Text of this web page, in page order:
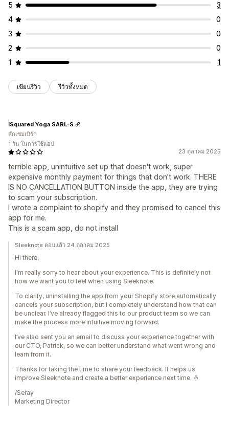
5
3
4
0
3
0
2
0
1
1
เขียนรีวิว รีวิวทั้งหมด
23 ตุลาคม 2025
terrible app, unintuitive set up that doesn't work, super
expensive monthly payment for things that don't work. THERE
IS NO CANCELLATION BUTTON inside the app, they are trying
to scam your subscription.
I wrote a complaint to shopify and they promised to cancel this
app for me.
This is a scam app, do not install
iSquared Yoga SARL-S
ลักเซมเบิร์ก
1 วัน ในการใช้แอป
Sleeknote ตอบแล้ว 24 ตุลาคม 2025
Hi there,
I'm really sorry to hear about your experience. This is definitely not
how we want you to feel when using Sleeknote.
To clarify, uninstalling the app from your Shopify store automatically
cancels your subscription, but I completely understand how that can
be unclear. I’ve already flagged this to our product team so we can
make the process more intuitive moving forward.
I’ve also sent you an email to discuss your experience together with
our CTO, Patrick, so we can better understand what went wrong and
learn from it.
Thanks for taking the time to share your feedback. It helps us
improve Sleeknote and create a better experience next time. 🤞
/Seray
Marketing Director